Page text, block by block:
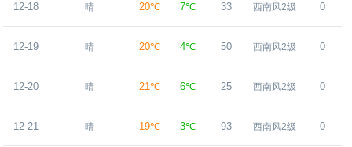
12-18 晴 20℃ 7℃ 33 西南风2级 0
12-19 晴 20℃ 4℃ 50 西南风2级 0
12-20 晴 21℃ 6℃ 25 西南风2级 0
12-21 晴 19℃ 3℃ 93 西南风2级 0